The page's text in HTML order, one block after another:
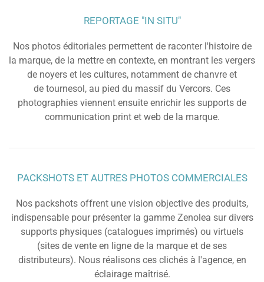
REPORTAGE "IN SITU"
Nos photos éditoriales permettent de raconter l'histoire de
la marque, de la mettre en contexte, en montrant les vergers
de noyers et les cultures, notamment de chanvre et
de tournesol, au pied du massif du Vercors. Ces
photographies viennent ensuite enrichir les supports de
communication print et web de la marque.
PACKSHOTS ET AUTRES PHOTOS COMMERCIALES
Nos packshots offrent une vision objective des produits,
indispensable pour présenter la gamme Zenolea sur divers
supports physiques (catalogues imprimés) ou virtuels
(sites de vente en ligne de la marque et de ses
distributeurs). Nous réalisons ces clichés à l'agence, en
éclairage maîtrisé.